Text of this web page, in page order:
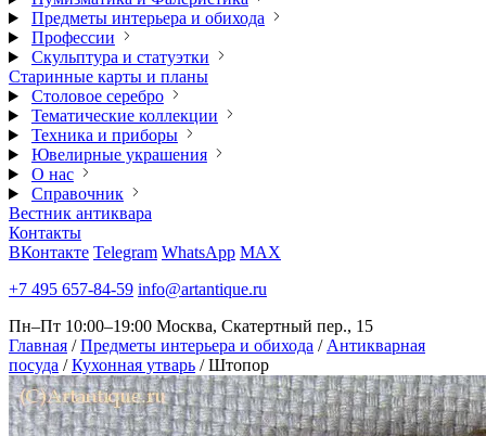
Предметы интерьера и обихода
Профессии
Скульптура и статуэтки
Старинные карты и планы
Столовое серебро
Тематические коллекции
Техника и приборы
Ювелирные украшения
О нас
Справочник
Вестник антиквара
Контакты
ВКонтакте Telegram WhatsApp MAX
+7 495 657-84-59 info@artantique.ru
Пн–Пт 10:00–19:00 Москва, Скатертный пер., 15
Главная / Предметы интерьера и обихода / Антикварная
посуда / Кухонная утварь / Штопор